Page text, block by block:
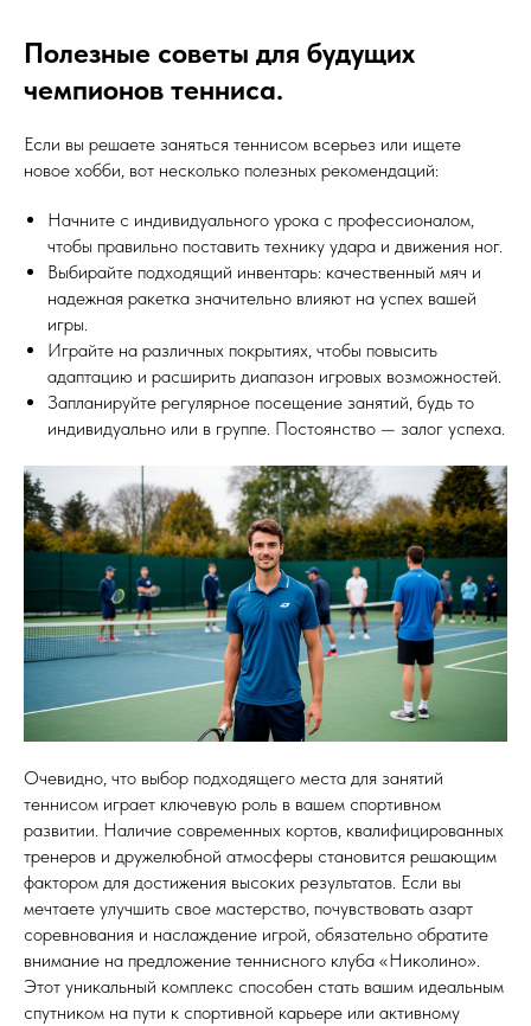
Полезные советы для будущих
чемпионов тенниса.
Если вы решаете заняться теннисом всерьез или ищете
новое хобби, вот несколько полезных рекомендаций:
Начните с индивидуального урока с профессионалом,
чтобы правильно поставить технику удара и движения ног.
Выбирайте подходящий инвентарь: качественный мяч и
надежная ракетка значительно влияют на успех вашей
игры.
Играйте на различных покрытиях, чтобы повысить
адаптацию и расширить диапазон игровых возможностей.
Запланируйте регулярное посещение занятий, будь то
индивидуально или в группе. Постоянство — залог успеха.
Очевидно, что выбор подходящего места для занятий
теннисом играет ключевую роль в вашем спортивном
развитии. Наличие современных кортов, квалифицированных
тренеров и дружелюбной атмосферы становится решающим
фактором для достижения высоких результатов. Если вы
мечтаете улучшить свое мастерство, почувствовать азарт
соревнования и наслаждение игрой, обязательно обратите
внимание на предложение теннисного клуба «Николино».
Этот уникальный комплекс способен стать вашим идеальным
спутником на пути к спортивной карьере или активному